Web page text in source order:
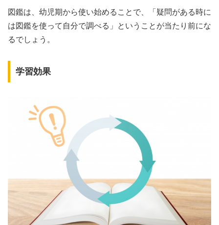
図鑑は、幼児期から使い始めることで、「疑問がある時に
は図鑑を使って自分で調べる」ということが当たり前にな
るでしょう。
学習効果